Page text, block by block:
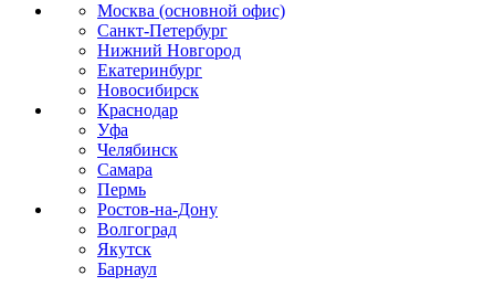
Москва (основной офис)
Санкт-Петербург
Нижний Новгород
Екатеринбург
Новосибирск
Краснодар
Уфа
Челябинск
Самара
Пермь
Ростов-на-Дону
Волгоград
Якутск
Барнаул